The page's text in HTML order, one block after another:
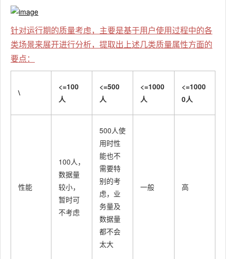
针对运行期的质量考虑，主要是基于用户使用过程中的各
类场景来展开进行分析，提取出上述几类质量属性方面的
要点：
\
<=100
人
<=500
人
<=1000
人
<=1000
0人
性能
100人，
数据量
较小，
暂时可
不考虑
500人使
用时性
能也不
需要特
别的考
虑，业
务量及
数据量
都不会
太大
一般 高